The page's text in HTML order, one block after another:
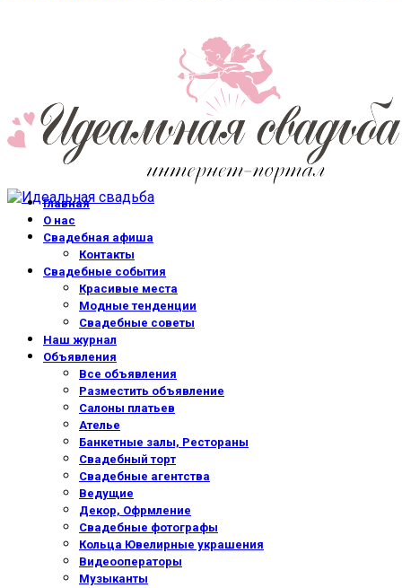
Главная
О нас
Свадебная афиша
Контакты
Свадебные события
Красивые места
Модные тенденции
Свадебные советы
Наш журнал
Объявления
Все объявления
Разместить объявление
Салоны платьев
Ателье
Банкетные залы, Рестораны
Свадебный торт
Свадебные агентства
Ведущие
Декор, Офрмление
Свадебные фотографы
Кольца Ювелирные украшения
Видеооператоры
Музыканты